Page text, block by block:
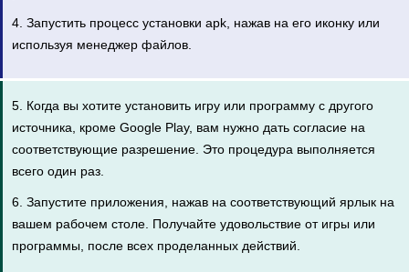
4. Запустить процесс установки apk, нажав на его иконку или
используя менеджер файлов.
5. Когда вы хотите установить игру или программу с другого
источника, кроме Google Play, вам нужно дать согласие на
соответствующие разрешение. Это процедура выполняется
всего один раз.
6. Запустите приложения, нажав на соответствующий ярлык на
вашем рабочем столе. Получайте удовольствие от игры или
программы, после всех проделанных действий.